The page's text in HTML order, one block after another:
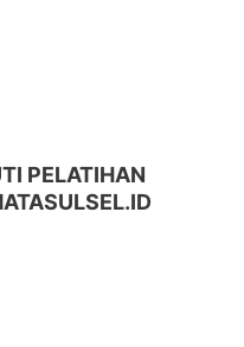
PELATIHAN